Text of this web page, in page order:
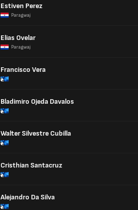
Estiven Perez
Paragwaj
Elias Ovelar
Paragwaj
Francisco Vera
Bladimiro Ojeda Davalos
Walter Silvestre Cubilla
Cristhian Santacruz
Alejandro Da Silva